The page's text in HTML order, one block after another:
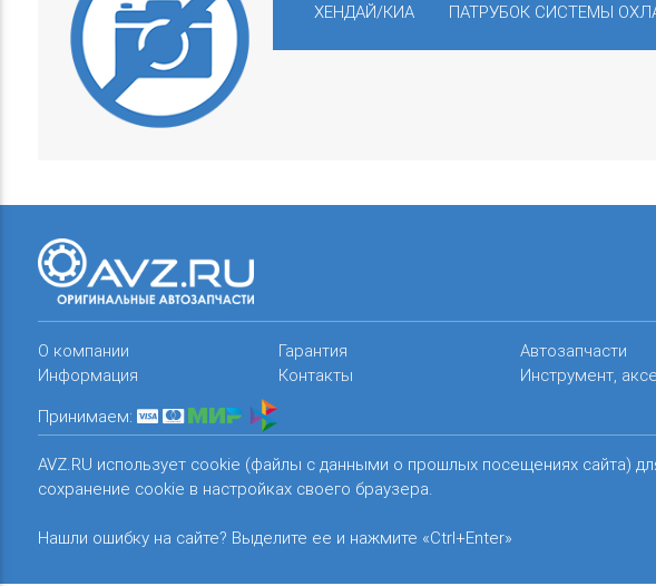
Basket.php ХЕНДАЙ/КИА ПАТРУБОК СИСТЕМЫ
О компании
Информация
Гарантия
Контакты
Автозапчасти
Инструмент,
Принимаем:
AVZ.RU использует cookie (файлы с данными о прошлых посещениях сайта)
сохранение cookie в настройках своего браузера.
Нашли ошибку на сайте? Выделите ее и нажмите «Ctrl+Enter»